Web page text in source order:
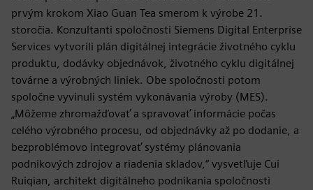
prvým krokom Xiao Guan Tea smerom k výrobe 21.
storočia. Konzultanti spoločnosti Siemens Digital Enterprise
Services vytvorili plán digitálnej integrácie životného cyklu
produktu, dodávky objednávok, životného cyklu digitálnej
továrne a výrobných liniek. Obe spoločnosti potom
spoločne vyvinuli systém vykonávania výroby (MES).
„Môžeme zhromažďovať a spravovať informácie počas
celého výrobného procesu, od objednávky až po dodanie, a
bezproblémovo integrovať systémy plánovania
podnikových zdrojov a riadenia skladov,“ vysvetľuje Cui
Ruiqian, architekt digitálneho podnikania spoločnosti